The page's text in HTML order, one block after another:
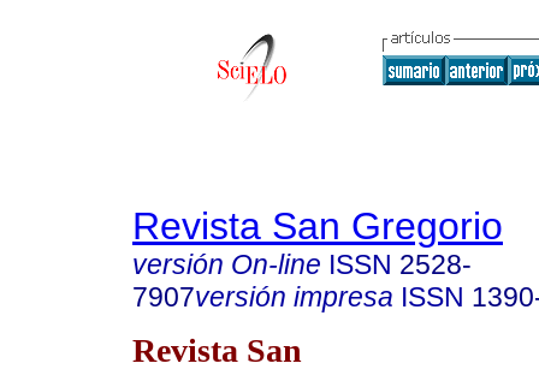
Revista San Gregorio
versión On-line ISSN 2528-
7907versión impresa ISSN
Revista San